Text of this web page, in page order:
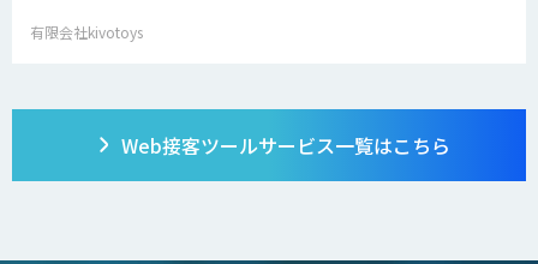
有限会社kivotoys
Web接客ツールサービス一覧はこちら